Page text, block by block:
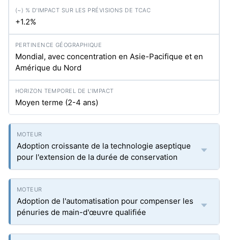
+1.2%
Mondial, avec concentration en Asie-Pacifique et en
Amérique du Nord
Moyen terme (2-4 ans)
Adoption croissante de la technologie aseptique
pour l'extension de la durée de conservation
Adoption de l'automatisation pour compenser les
pénuries de main-d'œuvre qualifiée